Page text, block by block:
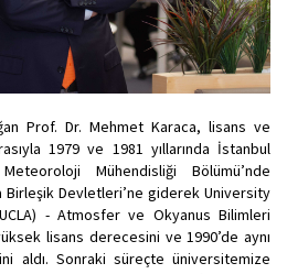
Prof. Dr. Mehmet Karaca, lisans ve
1979 ve 1981 yıllarında İstanbul
Mühendisliği Bölümü’nde
Birleşik Devletleri’ne giderek University
- Atmosfer ve Okyanus Bilimleri
lisans derecesini ve 1990’de aynı
aldı. Sonraki süreçte üniversitemize